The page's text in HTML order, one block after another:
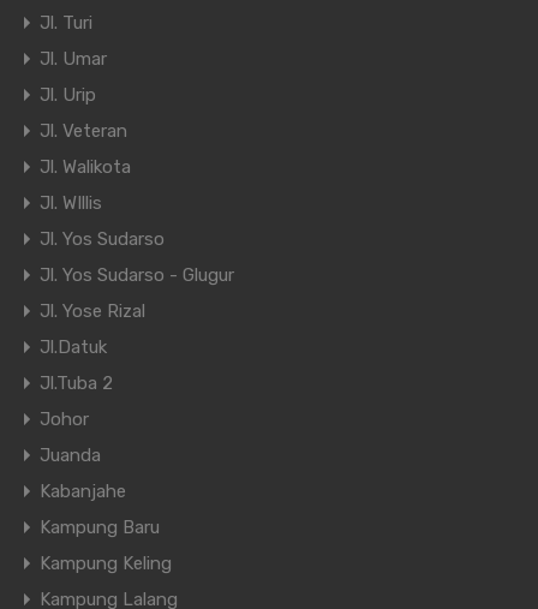
Jl. Turi
Jl. Umar
Jl. Urip
Jl. Veteran
Jl. Walikota
Jl. WIllis
Jl. Yos Sudarso
Jl. Yos Sudarso - Glugur
Jl. Yose Rizal
Jl.Datuk
Jl.Tuba 2
Johor
Juanda
Kabanjahe
Kampung Baru
Kampung Keling
Kampung Lalang